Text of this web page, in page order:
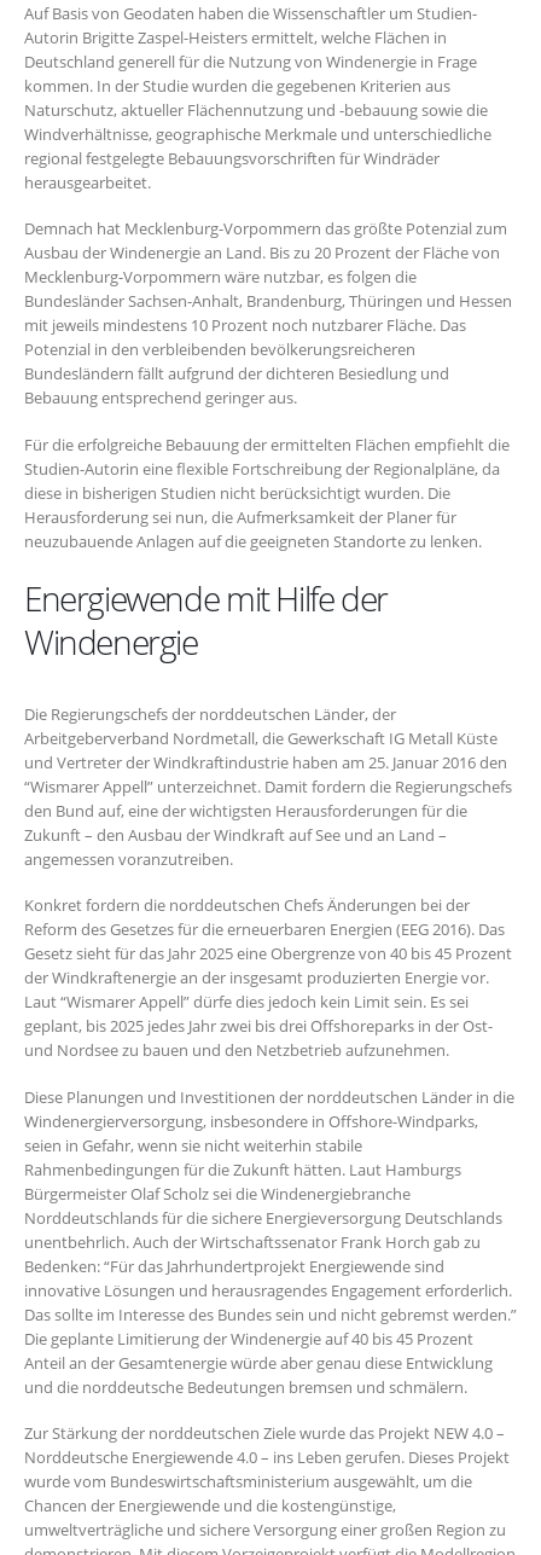
Auf Basis von Geodaten haben die Wissenschaftler um Studien-
Autorin Brigitte Zaspel-Heisters ermittelt, welche Flächen in
Deutschland generell für die Nutzung von Windenergie in Frage
kommen. In der Studie wurden die gegebenen Kriterien aus
Naturschutz, aktueller Flächennutzung und -bebauung sowie die
Windverhältnisse, geographische Merkmale und unterschiedliche
regional festgelegte Bebauungsvorschriften für Windräder
herausgearbeitet.
Demnach hat Mecklenburg-Vorpommern das größte Potenzial zum
Ausbau der Windenergie an Land. Bis zu 20 Prozent der Fläche von
Mecklenburg-Vorpommern wäre nutzbar, es folgen die
Bundesländer Sachsen-Anhalt, Brandenburg, Thüringen und Hessen
mit jeweils mindestens 10 Prozent noch nutzbarer Fläche. Das
Potenzial in den verbleibenden bevölkerungsreicheren
Bundesländern fällt aufgrund der dichteren Besiedlung und
Bebauung entsprechend geringer aus.
Für die erfolgreiche Bebauung der ermittelten Flächen empfiehlt die
Studien-Autorin eine flexible Fortschreibung der Regionalpläne, da
diese in bisherigen Studien nicht berücksichtigt wurden. Die
Herausforderung sei nun, die Aufmerksamkeit der Planer für
neuzubauende Anlagen auf die geeigneten Standorte zu lenken.
Energiewende mit Hilfe der
Windenergie
Die Regierungschefs der norddeutschen Länder, der
Arbeitgeberverband Nordmetall, die Gewerkschaft IG Metall Küste
und Vertreter der Windkraftindustrie haben am 25. Januar 2016 den
“Wismarer Appell” unterzeichnet. Damit fordern die Regierungschefs
den Bund auf, eine der wichtigsten Herausforderungen für die
Zukunft – den Ausbau der Windkraft auf See und an Land –
angemessen voranzutreiben.
Konkret fordern die norddeutschen Chefs Änderungen bei der
Reform des Gesetzes für die erneuerbaren Energien (EEG 2016). Das
Gesetz sieht für das Jahr 2025 eine Obergrenze von 40 bis 45 Prozent
der Windkraftenergie an der insgesamt produzierten Energie vor.
Laut “Wismarer Appell” dürfe dies jedoch kein Limit sein. Es sei
geplant, bis 2025 jedes Jahr zwei bis drei Offshoreparks in der Ost-
und Nordsee zu bauen und den Netzbetrieb aufzunehmen.
Diese Planungen und Investitionen der norddeutschen Länder in die
Windenergierversorgung, insbesondere in Offshore-Windparks,
seien in Gefahr, wenn sie nicht weiterhin stabile
Rahmenbedingungen für die Zukunft hätten. Laut Hamburgs
Bürgermeister Olaf Scholz sei die Windenergiebranche
Norddeutschlands für die sichere Energieversorgung Deutschlands
unentbehrlich. Auch der Wirtschaftssenator Frank Horch gab zu
Bedenken: “Für das Jahrhundertprojekt Energiewende sind
innovative Lösungen und herausragendes Engagement erforderlich.
Das sollte im Interesse des Bundes sein und nicht gebremst werden.”
Die geplante Limitierung der Windenergie auf 40 bis 45 Prozent
Anteil an der Gesamtenergie würde aber genau diese Entwicklung
und die norddeutsche Bedeutungen bremsen und schmälern.
Zur Stärkung der norddeutschen Ziele wurde das Projekt NEW 4.0 –
Norddeutsche Energiewende 4.0 – ins Leben gerufen. Dieses Projekt
wurde vom Bundeswirtschaftsministerium ausgewählt, um die
Chancen der Energiewende und die kostengünstige,
umweltverträgliche und sichere Versorgung einer großen Region zu